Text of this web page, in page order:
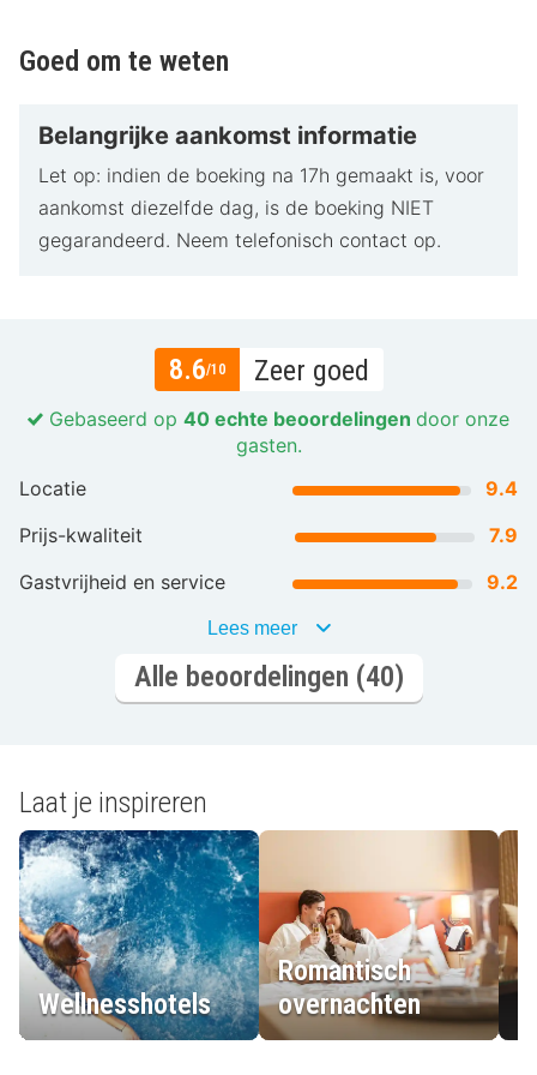
uitstekende restaurant en de ontspannen ambiance is
een ontspannen mini-vakantie.
Goed om te weten
Belangrijke aankomst informatie
Let op: indien de boeking na 17h gemaakt is, voor
aankomst diezelfde dag, is de boeking NIET
gegarandeerd. Neem telefonisch contact op.
8.6/10 Zeer goed
Gebaseerd op 40 echte beoordelingen door onze
gasten.
Locatie
9.4
Prijs-kwaliteit
7.9
Gastvrijheid en service
9.2
Lees meer
Alle beoordelingen (40)
Laat je inspireren
Wellnesshotels
Romantisch
overnachten